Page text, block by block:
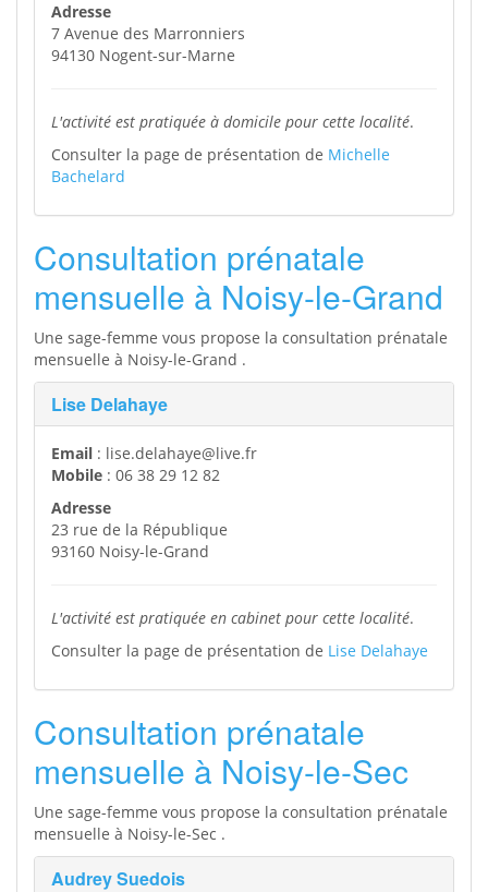
Adresse
7 Avenue des Marronniers
94130 Nogent-sur-Marne
L'activité est pratiquée à domicile pour cette localité.
Consulter la page de présentation de Michelle
Bachelard
Consultation prénatale
mensuelle à Noisy-le-Grand
Une sage-femme vous propose la consultation prénatale
mensuelle à Noisy-le-Grand .
Lise Delahaye
Email : lise.delahaye@live.fr
Mobile : 06 38 29 12 82
Adresse
23 rue de la République
93160 Noisy-le-Grand
L'activité est pratiquée en cabinet pour cette localité.
Consulter la page de présentation de Lise Delahaye
Consultation prénatale
mensuelle à Noisy-le-Sec
Une sage-femme vous propose la consultation prénatale
mensuelle à Noisy-le-Sec .
Audrey Suedois